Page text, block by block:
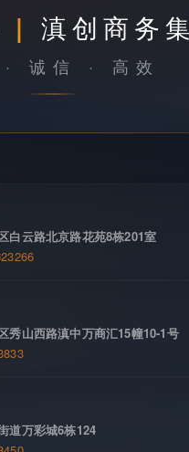
| 滇创商务
诚信 · 高效
白云路北京路花苑8栋201室
秀山西路滇中万商汇15幢10-1号
道万彩城6栋124